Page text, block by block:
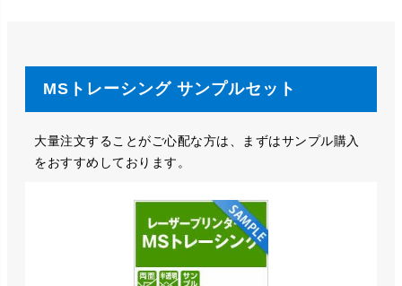
MSトレーシング サンプルセット
大量注文することがご心配な方は、まずはサンプル購入
をおすすめしております。